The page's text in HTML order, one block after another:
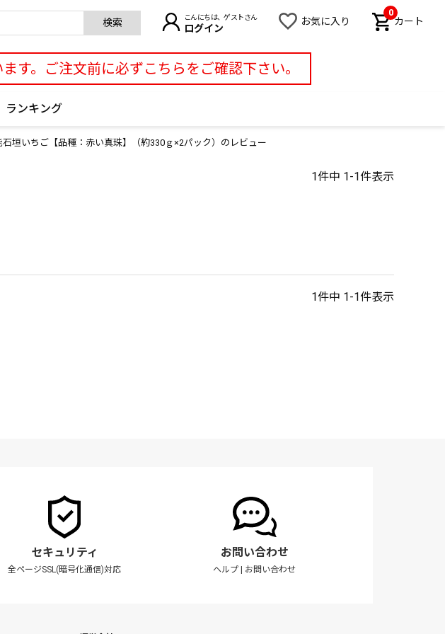
検索 こんにちは、ゲストさん
ログイン
お気に入り カート
0
す。ご注文前に必ずこちらをご確認下さい。
ランキング
垣いちご【品種：赤い真珠】（約330ｇ×2パック）のレビュー
1件中 1 -1件表示
1件中 1 -1件表示
セキュリティ
全ページSSL(暗号化通信)対応
お問い合わせ
ヘルプ お問い合わせ